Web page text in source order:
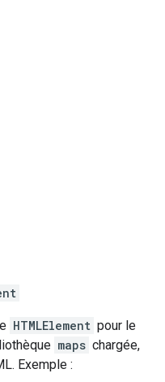
HTMLElement pour le
maps chargée,
Exemple :